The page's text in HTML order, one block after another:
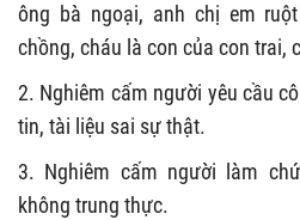
ông bà ngoại, anh chị em
chồng, cháu là con của con trai,
2. Nghiêm cấm người yêu cầu
tin, tài liệu sai sự thật.
3. Nghiêm cấm người làm
không trung thực.